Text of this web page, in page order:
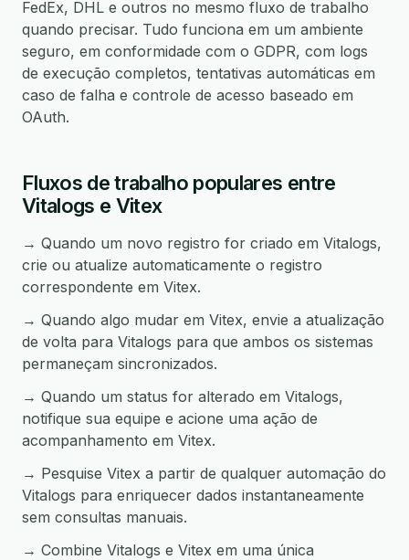
FedEx, DHL e outros no mesmo fluxo de trabalho
quando precisar. Tudo funciona em um ambiente
seguro, em conformidade com o GDPR, com logs
de execução completos, tentativas automáticas em
caso de falha e controle de acesso baseado em
OAuth.
Fluxos de trabalho populares entre
Vitalogs e Vitex
→ Quando um novo registro for criado em Vitalogs,
crie ou atualize automaticamente o registro
correspondente em Vitex.
→ Quando algo mudar em Vitex, envie a atualização
de volta para Vitalogs para que ambos os sistemas
permaneçam sincronizados.
→ Quando um status for alterado em Vitalogs,
notifique sua equipe e acione uma ação de
acompanhamento em Vitex.
→ Pesquise Vitex a partir de qualquer automação do
Vitalogs para enriquecer dados instantaneamente
sem consultas manuais.
→ Combine Vitalogs e Vitex em uma única